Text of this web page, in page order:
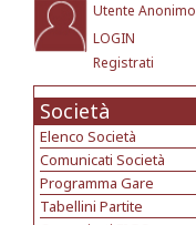
Utente Anonimo
LOGIN
Registrati
Società
Elenco Società
Comunicati Società
Programma Gare
Tabellini Partite